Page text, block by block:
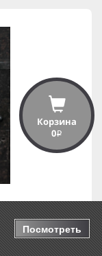
Корзина
0i
Посмотреть